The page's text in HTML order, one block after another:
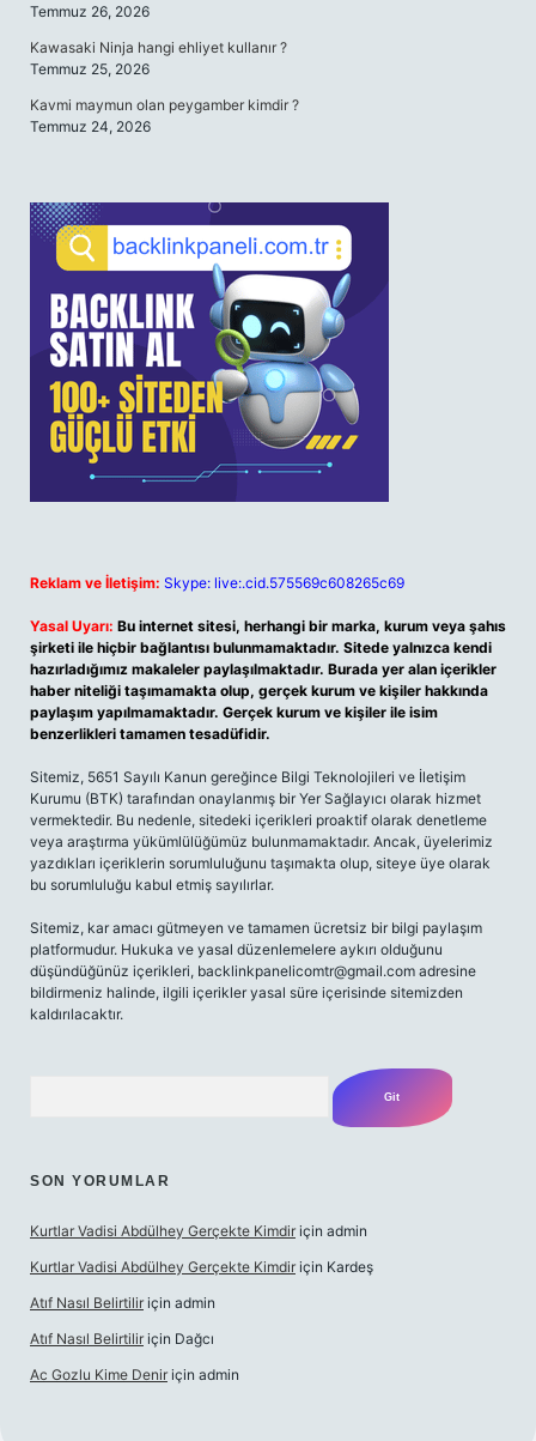
Temmuz 26, 2026
Kawasaki Ninja hangi ehliyet kullanır ?
Temmuz 25, 2026
Kavmi maymun olan peygamber kimdir ?
Temmuz 24, 2026
Reklam ve İletişim: Skype: live:.cid.575569c608265c69
Yasal Uyarı: Bu internet sitesi, herhangi bir marka, kurum veya şahıs
şirketi ile hiçbir bağlantısı bulunmamaktadır. Sitede yalnızca kendi
hazırladığımız makaleler paylaşılmaktadır. Burada yer alan içerikler
haber niteliği taşımamakta olup, gerçek kurum ve kişiler hakkında
paylaşım yapılmamaktadır. Gerçek kurum ve kişiler ile isim
benzerlikleri tamamen tesadüfidir.
Sitemiz, 5651 Sayılı Kanun gereğince Bilgi Teknolojileri ve İletişim
Kurumu (BTK) tarafından onaylanmış bir Yer Sağlayıcı olarak hizmet
vermektedir. Bu nedenle, sitedeki içerikleri proaktif olarak denetleme
veya araştırma yükümlülüğümüz bulunmamaktadır. Ancak, üyelerimiz
yazdıkları içeriklerin sorumluluğunu taşımakta olup, siteye üye olarak
bu sorumluluğu kabul etmiş sayılırlar.
Sitemiz, kar amacı gütmeyen ve tamamen ücretsiz bir bilgi paylaşım
platformudur. Hukuka ve yasal düzenlemelere aykırı olduğunu
düşündüğünüz içerikleri, backlinkpanelicomtr@gmail.com adresine
bildirmeniz halinde, ilgili içerikler yasal süre içerisinde sitemizden
kaldırılacaktır.
SON YORUMLAR
Kurtlar Vadisi Abdülhey Gerçekte Kimdir için admin
Kurtlar Vadisi Abdülhey Gerçekte Kimdir için Kardeş
Atıf Nasıl Belirtilir için admin
Atıf Nasıl Belirtilir için Dağcı
Ac Gozlu Kime Denir için admin